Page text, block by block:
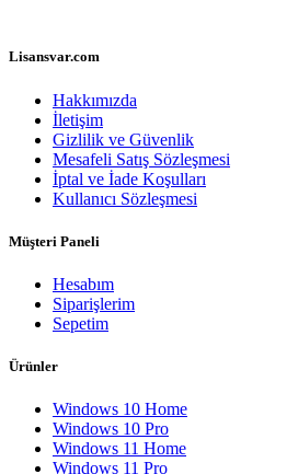
Lisansvar.com
Hakkımızda
İletişim
Gizlilik ve Güvenlik
Mesafeli Satış Sözleşmesi
İptal ve İade Koşulları
Kullanıcı Sözleşmesi
Müşteri Paneli
Hesabım
Siparişlerim
Sepetim
Ürünler
Windows 10 Home
Windows 10 Pro
Windows 11 Home
Windows 11 Pro